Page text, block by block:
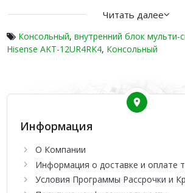
Стабильное поддержание заданной
воздуха в помещении
Возможно объединение до 16
Компактные размеры
Внутренние консольные блоки серии
благодаря чему прибор практически не
помещении, а и особенным способом
кондиционированного воздуха.
Читать далее
Консольный, внутренний блок мульти-
Hisense AKT-12UR4RK4, Консольный
Информация
О Компании
Информация о доставке и оплате
Условия Программы Рассрочки и